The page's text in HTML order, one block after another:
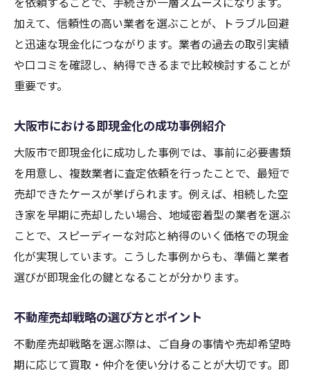
加えて、信頼性の高い業者を選ぶことが、トラブル回避
と迅速な現金化につながります。業者の過去の取引実績
や口コミを確認し、納得できるまで比較検討することが
重要です。
大阪市における即現金化の成功事例紹介
大阪市で即現金化に成功した事例では、事前に必要書類
を用意し、複数業者に査定依頼を行ったことで、最短で
売却できたケースが挙げられます。例えば、相続した空
き家を早期に売却したい場合、地域密着型の業者を選ぶ
ことで、スピーディーな対応と納得のいく価格での現金
化が実現しています。こうした事例からも、準備と業者
選びが即現金化の鍵となることが分かります。
不動産売却戦略の選び方とポイント
不動産売却戦略を選ぶ際は、ご自身の事情や売却希望時
期に応じて買取・仲介を使い分けることが大切です。即